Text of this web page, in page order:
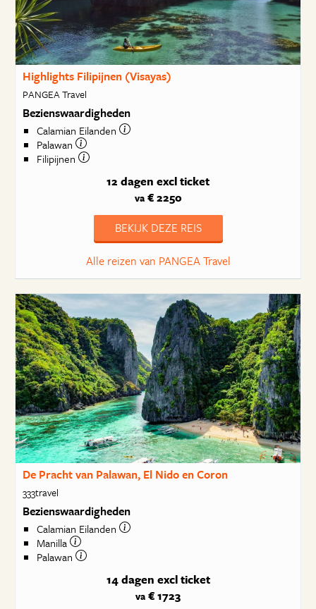
Highlights Filipijnen (Visayas)
PANGEA Travel
Bezienswaardigheden
Calamian Eilanden
Palawan
Filipijnen
12 dagen excl ticket
va€ 2250
BEKIJK DEZE REIS
Alle reizen van PANGEA Travel
De Pracht van Palawan, El Nido en Coron
333travel
Bezienswaardigheden
Calamian Eilanden
Manilla
Palawan
14 dagen excl ticket
va € 1723